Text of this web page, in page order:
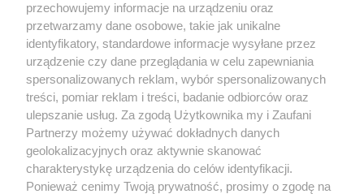
Żaden utwór zamieszczony w serwisie nie może być powielany i
rozpowszechniany lub dalej rozpowszechniany w jakikolwiek sposób (w
tym także elektroniczny lub mechaniczny) na jakimkolwiek polu
eksploatacji w jakiejkolwiek formie, włącznie z umieszczaniem w Internecie
bez pisemnej zgody właściciela praw. Jakiekolwiek użycie lub
wykorzystanie utworów w całości lub w części z naruszeniem prawa, tzn.
bez właściwej zgody, jest zabronione pod groźbą kary i może być ścigane
prawnie.
przechowujemy informacje na urządzeniu oraz
przetwarzamy dane osobowe, takie jak unikalne
identyfikatory, standardowe informacje wysyłane przez
urządzenie czy dane przeglądania w celu zapewniania
spersonalizowanych reklam, wybór spersonalizowanych
treści, pomiar reklam i treści, badanie odbiorców oraz
ulepszanie usług. Za zgodą Użytkownika my i Zaufani
Partnerzy możemy używać dokładnych danych
geolokalizacyjnych oraz aktywnie skanować
charakterystykę urządzenia do celów identyfikacji.
Ponieważ cenimy Twoją prywatność, prosimy o zgodę na